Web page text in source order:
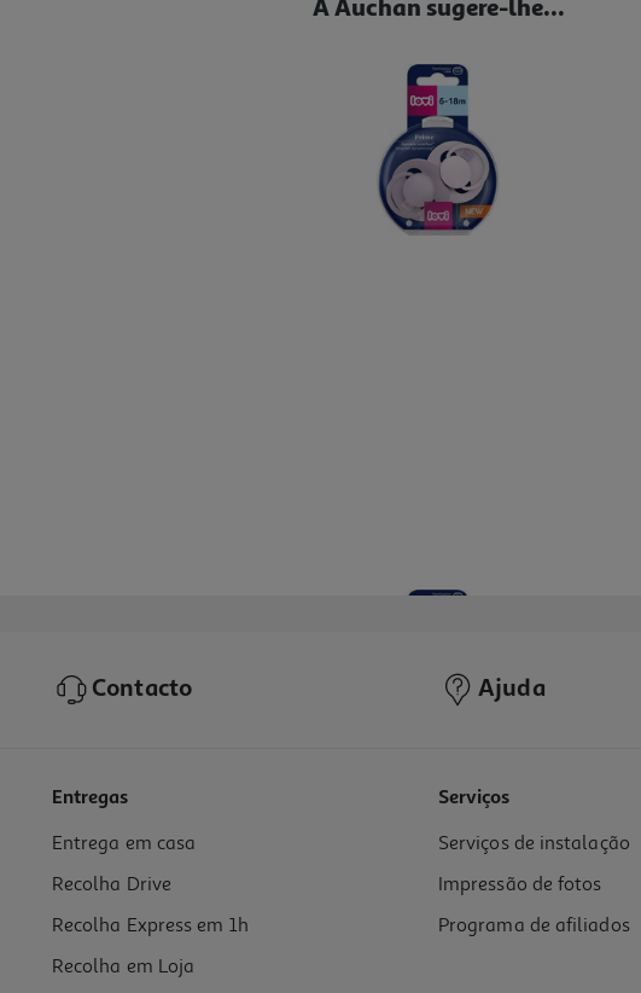
A Auchan sugere-lhe...
Contacto Ajuda
Entregas
Entrega em casa
Recolha Drive
Recolha Express em 1h
Recolha em Loja
Serviços
Serviços de instalação
Impressão de fotos
Programa de afiliados